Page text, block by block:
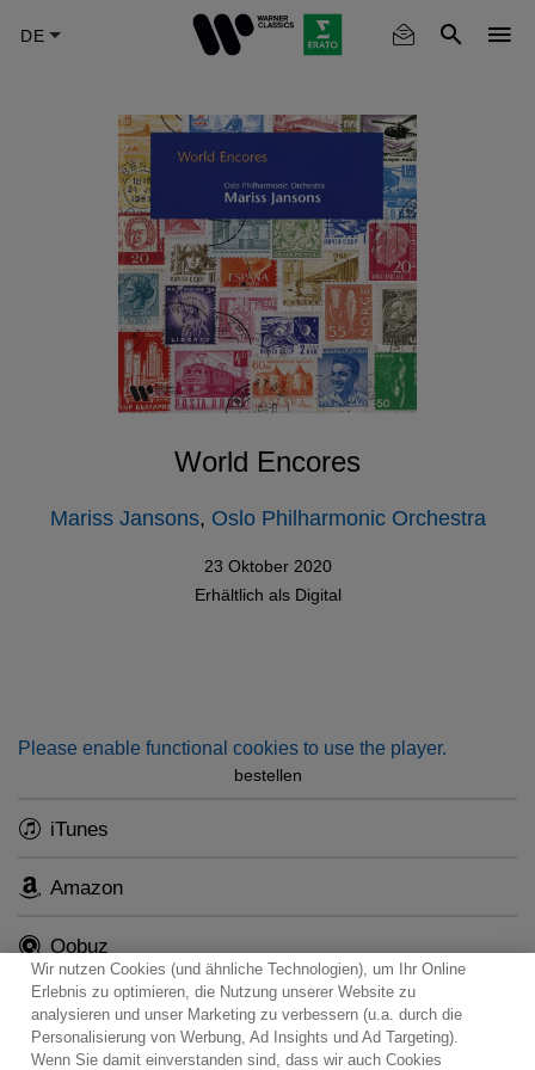
World Encores
Mariss Jansons, Oslo Philharmonic Orchestra
23 Oktober 2020
Erhältlich als Digital
Please enable functional cookies to use the player.
bestellen
iTunes
Amazon
Qobuz
Wir nutzen Cookies (und ähnliche Technologien), um Ihr Online
Erlebnis zu optimieren, die Nutzung unserer Website zu
analysieren und unser Marketing zu verbessern (u.a. durch die
Personalisierung von Werbung, Ad Insights und Ad Targeting).
Wenn Sie damit einverstanden sind, dass wir auch Cookies